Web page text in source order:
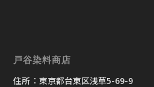
戸谷染料商店
住所：東京都台東区浅草5-69-9